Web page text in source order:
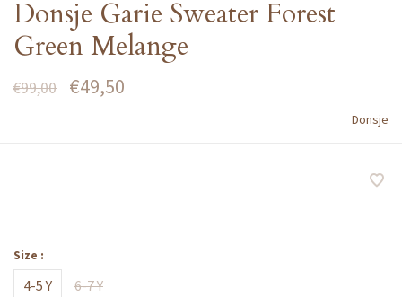
Donsje Garie Sweater Forest
Green Melange
€99,00 €49,50
Donsje
Size :
4-5 Y 6-7 Y